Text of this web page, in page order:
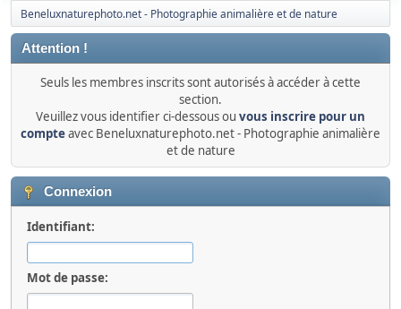
Beneluxnaturephoto.net - Photographie animalière et de nature
Attention !
Seuls les membres inscrits sont autorisés à accéder à cette
section.
Veuillez vous identifier ci-dessous ou vous inscrire pour un
compteavec Beneluxnaturephoto.net - Photographie animalière
et de nature
Connexion
Identifiant:
Mot de passe: